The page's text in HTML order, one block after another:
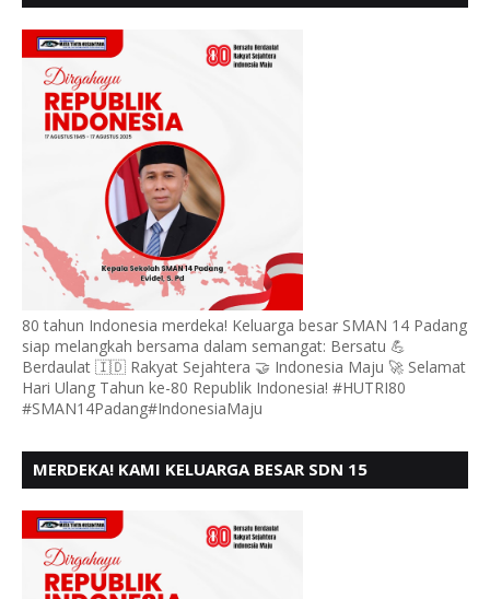
80 tahun Indonesia merdeka! Keluarga besar SMAN 14 Padang
siap melangkah bersama dalam semangat: Bersatu 💪
Berdaulat 🇮🇩 Rakyat Sejahtera 🤝 Indonesia Maju 🚀 Selamat
Hari Ulang Tahun ke-80 Republik Indonesia! #HUTRI80
#SMAN14Padang#IndonesiaMaju
MERDEKA! KAMI KELUARGA BESAR SDN 15